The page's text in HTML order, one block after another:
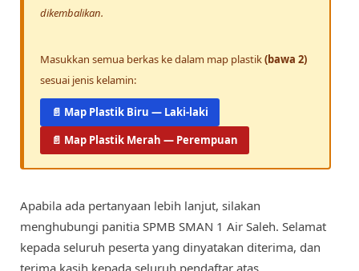
dikembalikan.
Masukkan semua berkas ke dalam map plastik(bawa 2)
sesuai jenis kelamin:
📄 Map Plastik Biru — Laki-laki
📄 Map Plastik Merah — Perempuan
Apabila ada pertanyaan lebih lanjut, silakan
menghubungi panitia SPMB SMAN 1 Air Saleh. Selamat
kepada seluruh peserta yang dinyatakan diterima, dan